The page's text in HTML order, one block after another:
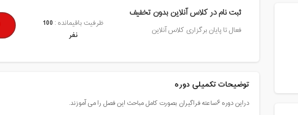
ثبت نام در کلاس آنلاین بدون تخفیف
فعال تا پایان برگزاری کلاس آنلاین
ظرفیت باقیمانده : 100
نفر
توضیحات تکمیلی دوره
دراین دوره ۶ساعته فراگیران بصورت کامل مباحث این فصل را می آموزند.